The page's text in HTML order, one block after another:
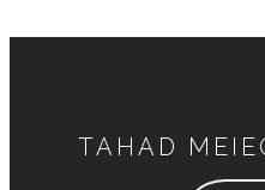
TAHAD